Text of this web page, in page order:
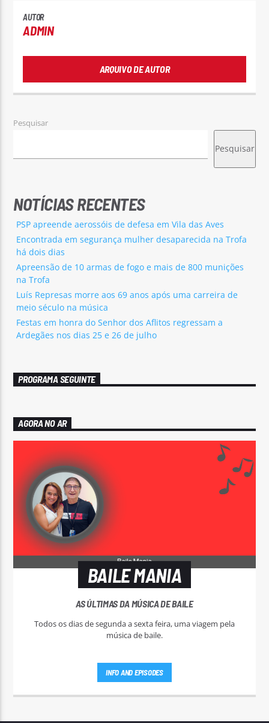
AUTOR
ADMIN
ARQUIVO DE AUTOR
Pesquisar
Pesquisar
NOTÍCIAS RECENTES
PSP apreende aerossóis de defesa em Vila das Aves
Encontrada em segurança mulher desaparecida na Trofa
há dois dias
Apreensão de 10 armas de fogo e mais de 800 munições
na Trofa
Luís Represas morre aos 69 anos após uma carreira de
meio século na música
Festas em honra do Senhor dos Aflitos regressam a
Ardegães nos dias 25 e 26 de julho
PROGRAMA SEGUINTE
AGORA NO AR
BAILE MANIA
AS ÚLTIMAS DA MÚSICA DE BAILE
Todos os dias de segunda a sexta feira, uma viagem pela
música de baile.
INFO AND EPISODES